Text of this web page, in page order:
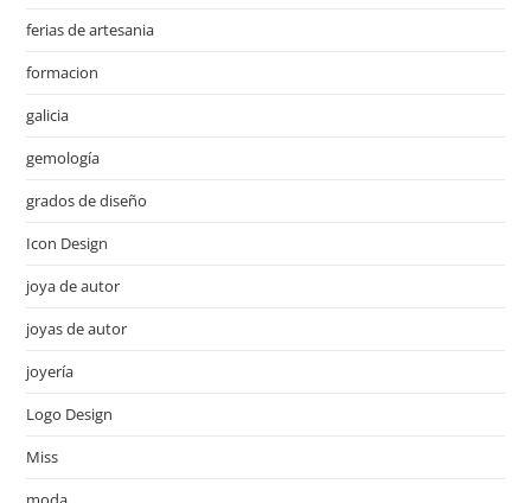
ferias de artesania
formacion
galicia
gemología
grados de diseño
Icon Design
joya de autor
joyas de autor
joyería
Logo Design
Miss